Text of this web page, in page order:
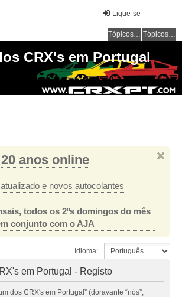
Ligue-se
Tópicos sem resposta Tópicos ativos
CRX's em Portugal
20 anos online
atualizado e novos autocolantes
todos os 2ºs domingos do mês
conjunto com o AJA
Idioma:
em Portugal - Registo
dos CRX's em Portugal” (doravante “nós”,